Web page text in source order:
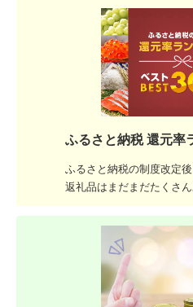
ふるさと納税 還元率
ふるさと納税の制度改定
返礼品はまだまだたくさん